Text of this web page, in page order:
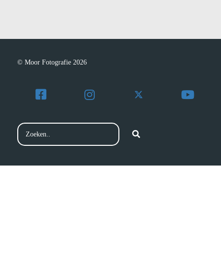
© Moor Fotografie 2026